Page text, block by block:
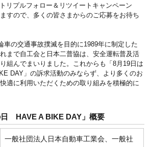
リプルフォロー＆リツイートキャンペーン
すので、多くの皆さまからのご応募をお待ち
車の交通事故撲滅を目的に1989年に制定した
まで自工会と日本二普協は、安全運転普及活
組んでまいりました。これからも「8月19日は
DAY」の訴求活動のみならず、より多くのお
適に利用いただくための取り組みを積極的に
日 HAVE A BIKE DAY」概要
一般社団法人日本自動車工業会、一般社